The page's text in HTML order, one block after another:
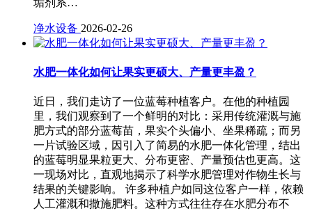
净水设备 2026-02-26
水肥一体化如何让果实更硕大、产量更丰盈？
近日，我们走访了一位蓝莓种植客户。在他的种植园
里，我们观察到了一个鲜明的对比：采用传统灌溉与施
肥方式的部分蓝莓苗，果实个头偏小、坐果稀疏；而另
一片试验区域，因引入了简易的水肥一体化管理，结出
的蓝莓明显果粒更大、分布更密、产量预估也更高。这
一现场对比，直观地揭示了科学水肥管理对作物生长与
结果的关键影响。 许多种植户如同这位客户一样，依赖
人工灌溉和撒施肥料。这种方式往往存在水肥分布不